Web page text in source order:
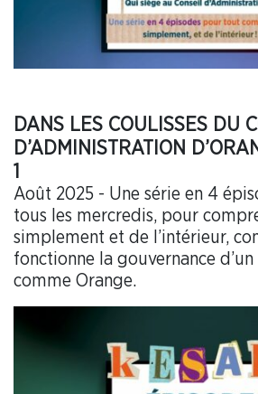
DANS LES COULISSES DU
D’ADMINISTRATION
1
Août 2025 - Une série en 4
tous les mercredis, pour
simplement et de l’intérieur,
fonctionne la gouvernance
comme Orange.